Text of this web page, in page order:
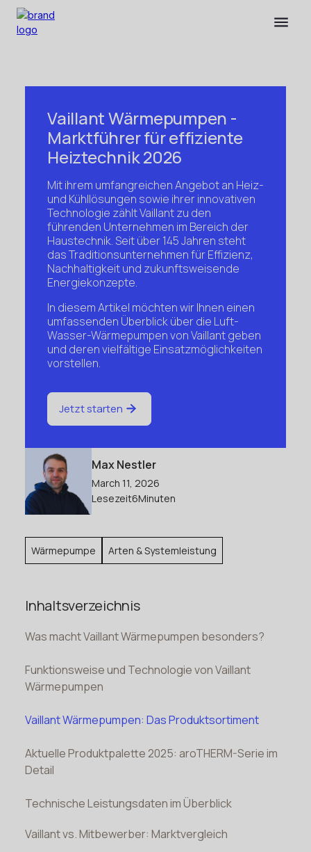
Max Nestler
March 11, 2026
Lesezeit6Minuten
Wärmepumpe Arten & Systemleistung
Vaillant Wärmepumpen -
Marktführer für effiziente
Heiztechnik 2026
Mit ihrem umfangreichen Angebot an Heiz-
und Kühllösungen sowie ihrer innovativen
Technologie zählt Vaillant zu den
führenden Unternehmen im Bereich der
Haustechnik. Seit über 145 Jahren steht
das Traditionsunternehmen für Effizienz,
Nachhaltigkeit und zukunftsweisende
Energiekonzepte.
In diesem Artikel möchten wir Ihnen einen
umfassenden Überblick über die Luft-
Wasser-Wärmepumpen von Vaillant geben
und deren vielfältige Einsatzmöglichkeiten
vorstellen.
Jetzt starten
Inhaltsverzeichnis
Was macht Vaillant Wärmepumpen besonders?
Funktionsweise und Technologie von Vaillant
Wärmepumpen
Vaillant Wärmepumpen: Das Produktsortiment
Aktuelle Produktpalette 2025: aroTHERM-Serie im
Detail
Technische Leistungsdaten im Überblick
Vaillant vs. Mitbewerber: Marktvergleich